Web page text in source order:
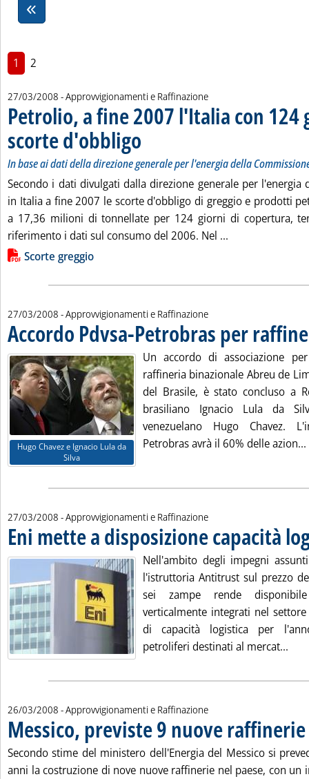
1 2
27/03/2008 - Approvvigionamenti e Raffinazione
Petrolio, a fine 2007 l'Italia con
scorte d'obbligo . Sottotitolo: In base ai dati della direzione
In base ai dati della direzione generale per l'energia della
Secondo i dati divulgati dalla direzione generale per l'energia
in Italia a fine 2007 le scorte d'obbligo di greggio e prodotti
a 17,36 milioni di tonnellate per 124 giorni di copertura,
riferimento i dati sul consumo del 2006. Nel ...
Lista allegati PDF alla notizia
Scorte greggio
27/03/2008 - Approvvigionamenti e Raffinazione
Accordo Pdvsa-Petrobras per
Hugo Chavez e Ignacio Lula da
Silva
Un accordo di associazione
raffineria binazionale Abreu de
del Brasile, è stato concluso a
brasiliano Ignacio Lula da
venezuelano Hugo Chavez.
Petrobras avrà il 60% delle azion...
27/03/2008 - Approvvigionamenti e Raffinazione
Eni mette a disposizione capacità
Nell'ambito degli impegni
l'istruttoria Antitrust sul prezzo
sei zampe rende
verticalmente integrati nel
di capacità logistica per
petroliferi destinati al mercat...
26/03/2008 - Approvvigionamenti e Raffinazione
Messico, previste 9 nuove raffinerie
Secondo stime del ministero dell'Energia del Messico si
anni la costruzione di nove nuove raffinerie nel paese, con un